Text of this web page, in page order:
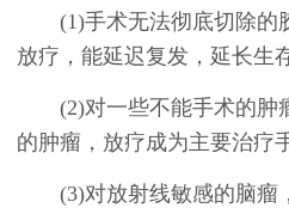
(1)手术无法彻底切除的
放疗，能延迟复发，延长生
(2)对一些不能手术的肿
的肿瘤，放疗成为主要治疗
(3)对放射线敏感的脑瘤